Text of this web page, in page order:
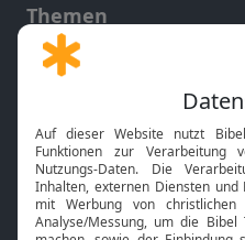
Themen
Gott und Bibel erklärt
Neuigkeiten